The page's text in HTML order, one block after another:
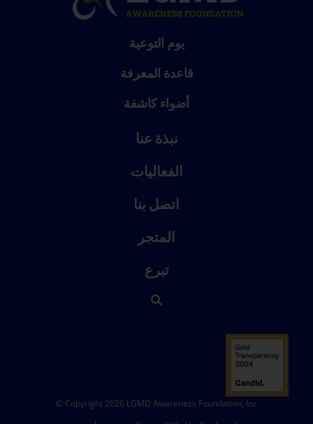
يوم التوعية
قاعدة المعرفة
أضواء كاشفة
نبذة عنا
الفعاليات
اتصل بنا
المتجر
تبرع
© Copyright 2026 LGMD Awareness Foundation, Inc